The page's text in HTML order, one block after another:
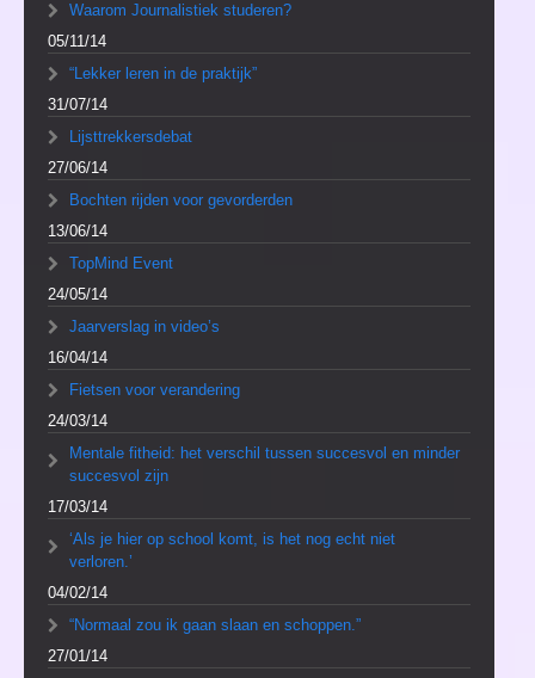
Waarom Journalistiek studeren?
05/11/14
“Lekker leren in de praktijk”
31/07/14
Lijsttrekkersdebat
27/06/14
Bochten rijden voor gevorderden
13/06/14
TopMind Event
24/05/14
Jaarverslag in video’s
16/04/14
Fietsen voor verandering
24/03/14
Mentale fitheid: het verschil tussen succesvol en minder
succesvol zijn
17/03/14
‘Als je hier op school komt, is het nog echt niet
verloren.’
04/02/14
“Normaal zou ik gaan slaan en schoppen.”
27/01/14